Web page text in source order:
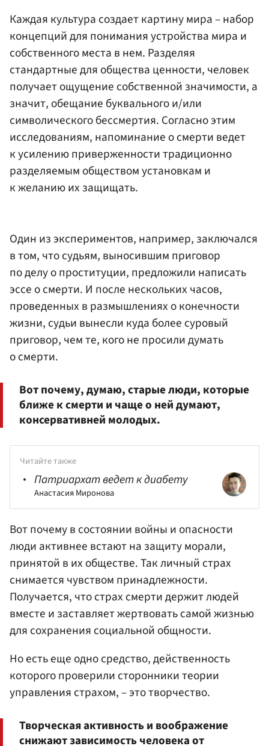
Каждая культура создает картину мира – набор
концепций для понимания устройства мира и
собственного места в нем. Разделяя
стандартные для общества ценности, человек
получает ощущение собственной значимости, а
значит, обещание буквального и/или
символического бессмертия. Согласно этим
исследованиям, напоминание о смерти ведет
к усилению приверженности традиционно
разделяемым обществом установкам и
к желанию их защищать.
Один из экспериментов, например, заключался
в том, что судьям, выносившим приговор
по делу о проституции, предложили написать
эссе о смерти. И после нескольких часов,
проведенных в размышлениях о конечности
жизни, судьи вынесли куда более суровый
приговор, чем те, кого не просили думать
о смерти.
Вот почему, думаю, старые люди, которые
ближе к смерти и чаще о ней думают,
консервативней молодых.
Читайте также
Патриархат ведет к диабету
Анастасия Миронова
Вот почему в состоянии войны и опасности
люди активнее встают на защиту морали,
принятой в их обществе. Так личный страх
снимается чувством принадлежности.
Получается, что страх смерти держит людей
вместе и заставляет жертвовать самой жизнью
для сохранения социальной общности.
Но есть еще одно средство, действенность
которого проверили сторонники теории
управления страхом, – это творчество.
Творческая активность и воображение
снижают зависимость человека от